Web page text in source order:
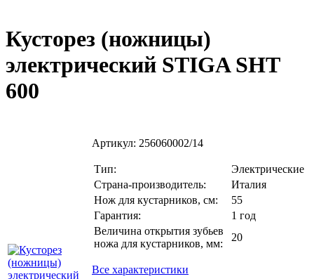
Кусторез (ножницы)
электрический STIGA SHT
600
Артикул: 256060002/14
Тип:
Электрические
Страна-производитель:
Италия
Нож для кустарников, см:
55
Гарантия:
1 год
Величина открытия зубьев
ножа для кустарников, мм:
20
Все характеристики